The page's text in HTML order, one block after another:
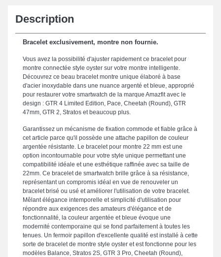
Description
Bracelet exclusivement, montre non fournie.
Vous avez la possibilité d'ajuster rapidement ce bracelet pour
montre connectée style oyster sur votre montre intelligente.
Découvrez ce beau bracelet montre unique élaboré à base
d'acier inoxydable dans une nuance argenté et bleue, approprié
pour restaurer votre smartwatch de la marque Amazfit avec le
design : GTR 4 Limited Edition, Pace, Cheetah (Round), GTR
47mm, GTR 2, Stratos et beaucoup plus.
Garantissez un mécanisme de fixation commode et fiable grâce à
cet article parce qu'il possède une attache papillon de couleur
argentée résistante. Le bracelet pour montre 22 mm est une
option incontournable pour votre style unique permettant une
compatibilité idéale et une esthétique raffinée avec sa taille de
22mm. Ce bracelet de smartwatch brille grâce à sa résistance,
représentant un compromis idéal en vue de renouveler un
bracelet brisé ou usé et améliorer l'utilisation de votre bracelet.
Mêlant élégance intemporelle et simplicité d'utilisation pour
répondre aux exigences des amateurs d'élégance et de
fonctionnalité, la couleur argentée et bleue évoque une
modernité contemporaine qui se fond parfaitement à toutes les
tenues. Un fermoir papillon d'excellente qualité est installé à cette
sorte de bracelet de montre style oyster et est fonctionne pour les
modèles Balance, Stratos 2S, GTR 3 Pro, Cheetah (Round),